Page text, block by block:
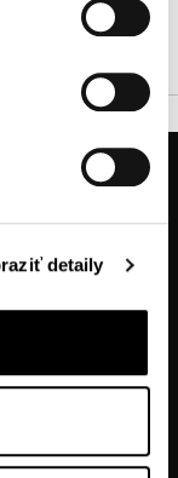
detaily
jubileá.
všetko ostatné.....